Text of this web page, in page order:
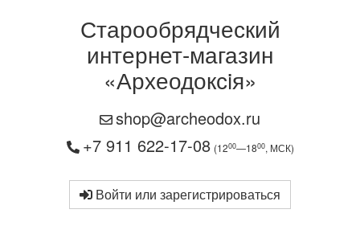
Старообрядческий
интернет-магазин
«Археодоксiя»
shop@archeodox.ru
+7 911 622-17-08 (1200—1800, МСК)
Войти или зарегистрироваться